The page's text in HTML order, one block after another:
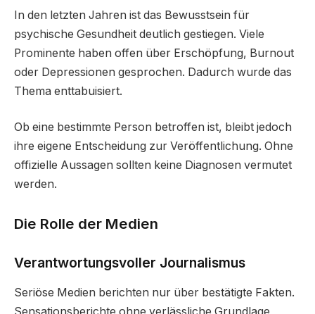
In den letzten Jahren ist das Bewusstsein für
psychische Gesundheit deutlich gestiegen. Viele
Prominente haben offen über Erschöpfung, Burnout
oder Depressionen gesprochen. Dadurch wurde das
Thema enttabuisiert.
Ob eine bestimmte Person betroffen ist, bleibt jedoch
ihre eigene Entscheidung zur Veröffentlichung. Ohne
offizielle Aussagen sollten keine Diagnosen vermutet
werden.
Die Rolle der Medien
Verantwortungsvoller Journalismus
Seriöse Medien berichten nur über bestätigte Fakten.
Sensationsberichte ohne verlässliche Grundlage